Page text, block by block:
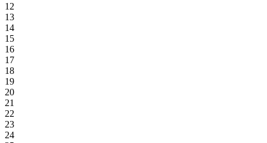
12
13
14
15
16
17
18
19
20
21
22
23
24